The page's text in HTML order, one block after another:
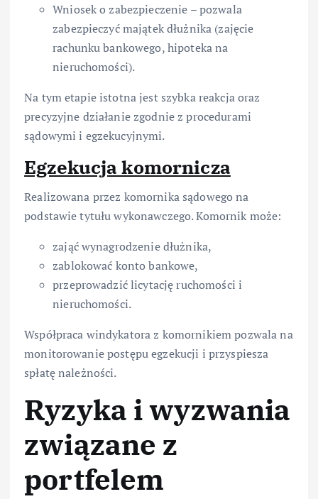
Wniosek o zabezpieczenie – pozwala
zabezpieczyć majątek dłużnika (zajęcie
rachunku bankowego, hipoteka na
nieruchomości).
Na tym etapie istotna jest szybka reakcja oraz
precyzyjne działanie zgodnie z procedurami
sądowymi i egzekucyjnymi.
Egzekucja komornicza
Realizowana przez komornika sądowego na
podstawie tytułu wykonawczego. Komornik może:
zająć wynagrodzenie dłużnika,
zablokować konto bankowe,
przeprowadzić licytację ruchomości i
nieruchomości.
Współpraca windykatora z komornikiem pozwala na
monitorowanie postępu egzekucji i przyspiesza
spłatę należności.
Ryzyka i wyzwania
związane z
portfelem